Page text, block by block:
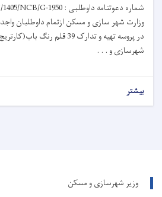
شماره دعوتنامه داوطلبی : MUDH/1405/NCB/G-1950
وزارت شهر سازی و مسکن ازتمام داوطلبان
در پروسه تهیه و تدارک 39 قلم
شهرسازی و . . .
بیشتر
وزیر شهرسازی و مسکن